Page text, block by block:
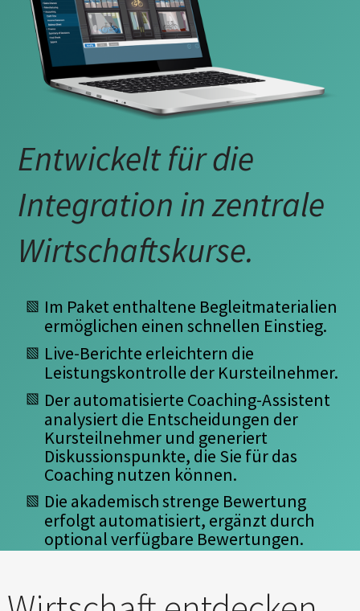
Entwickelt für die
Integration in zentrale
Wirtschaftskurse.
Im Paket enthaltene Begleitmaterialien
ermöglichen einen schnellen Einstieg.
Live-Berichte erleichtern die
Leistungskontrolle der Kursteilnehmer.
Der automatisierte Coaching-Assistent
analysiert die Entscheidungen der
Kursteilnehmer und generiert
Diskussionspunkte, die Sie für das
Coaching nutzen können.
Die akademisch strenge Bewertung
erfolgt automatisiert, ergänzt durch
optional verfügbare Bewertungen.